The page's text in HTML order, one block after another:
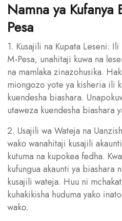
Namna ya Kufanya
Pesa
1. Kusajili na Kupata Leseni:
M-Pesa, unahitaji kuwa na
na mamlaka zinazohusika.
miongozo yote ya kisheria ili
kuendesha biashara.
utaweza kuendesha biashara
2. Usajili wa Wateja na
wako wanahitaji kusajili
kutuma na kupokea fedha.
kufungua akaunti ya biashara
kusajili wateja. Huu ni
kuhakikisha huduma yako
wako.